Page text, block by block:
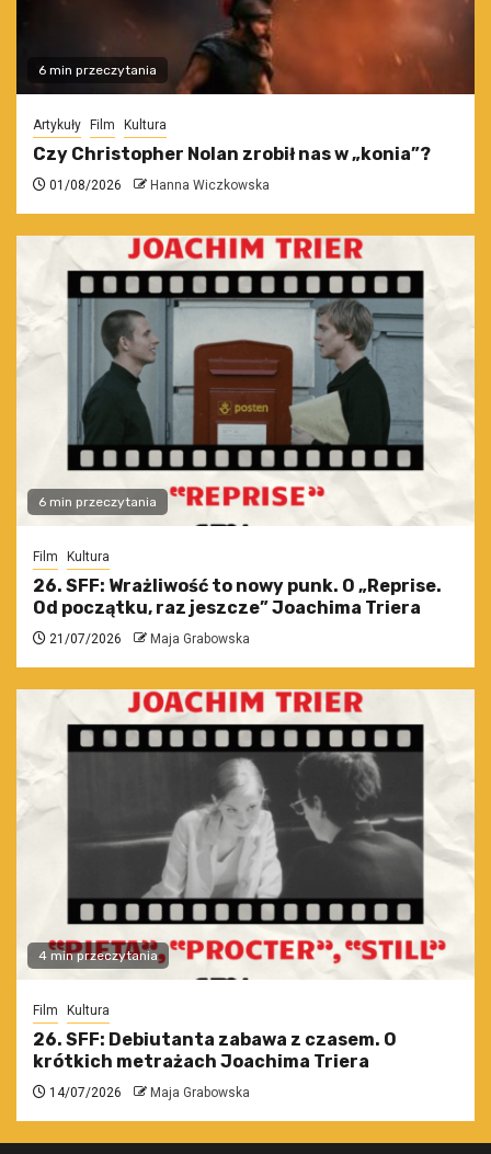
6 min przeczytania
Artykuły Film Kultura
Czy Christopher Nolan zrobił nas w „konia”?
01/08/2026 Hanna Wiczkowska
6 min przeczytania
Film Kultura
26. SFF: Wrażliwość to nowy punk. O „Reprise.
Od początku, raz jeszcze” Joachima Triera
21/07/2026 Maja Grabowska
4 min przeczytania
Film Kultura
26. SFF: Debiutanta zabawa z czasem. O
krótkich metrażach Joachima Triera
14/07/2026 Maja Grabowska